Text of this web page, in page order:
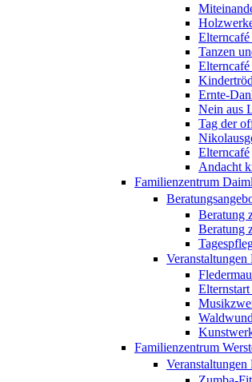
Tanzen
Ernte-
Nein aus
Tag der
Elterncafé
Andacht
Familienzentrum
Beratung
Beratung
Familienzentrum
Veranstaltungen